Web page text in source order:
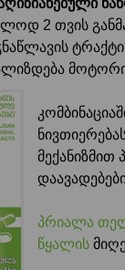
2 თვის
მექანიზმით
პრიალა
წყალის